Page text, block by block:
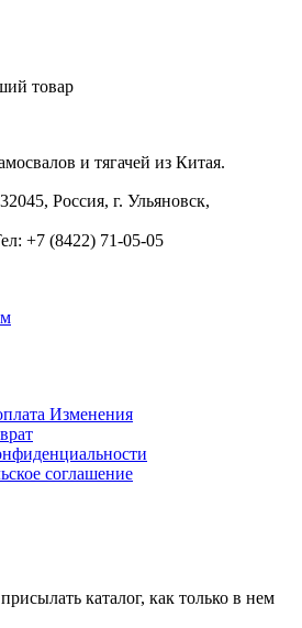
товар
и тягачей из Китая.
Россия, г. Ульяновск,
+7 (8422) 71-05-05
Изменения
соглашение
каталог, как только в нем